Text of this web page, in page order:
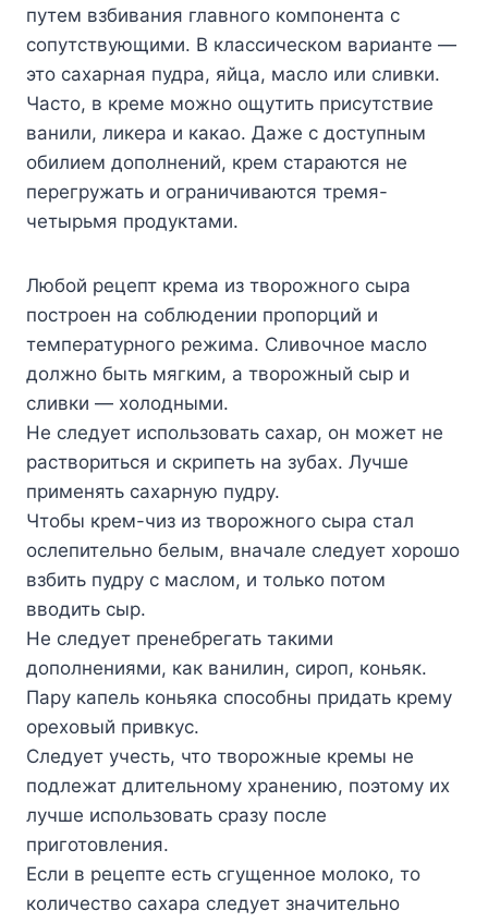
путем взбивания главного компонента с
сопутствующими. В классическом варианте —
это сахарная пудра, яйца, масло или сливки.
Часто, в креме можно ощутить присутствие
ванили, ликера и какао. Даже с доступным
обилием дополнений, крем стараются не
перегружать и ограничиваются тремя-
четырьмя продуктами.
Любой рецепт крема из творожного сыра
построен на соблюдении пропорций и
температурного режима. Сливочное масло
должно быть мягким, а творожный сыр и
сливки — холодными.
Не следует использовать сахар, он может не
раствориться и скрипеть на зубах. Лучше
применять сахарную пудру.
Чтобы крем-чиз из творожного сыра стал
ослепительно белым, вначале следует хорошо
взбить пудру с маслом, и только потом
вводить сыр.
Не следует пренебрегать такими
дополнениями, как ванилин, сироп, коньяк.
Пару капель коньяка способны придать крему
ореховый привкус.
Следует учесть, что творожные кремы не
подлежат длительному хранению, поэтому их
лучше использовать сразу после
приготовления.
Если в рецепте есть сгущенное молоко, то
количество сахара следует значительно